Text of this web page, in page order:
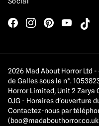
2026 Mad About Horror Ltd
de Galles sous le n°.
Horror Limited, Unit 2 Zarya
0JG - Horaires d'ouverture
Contactez-nous par
(boo@madabouthorror.co.uk